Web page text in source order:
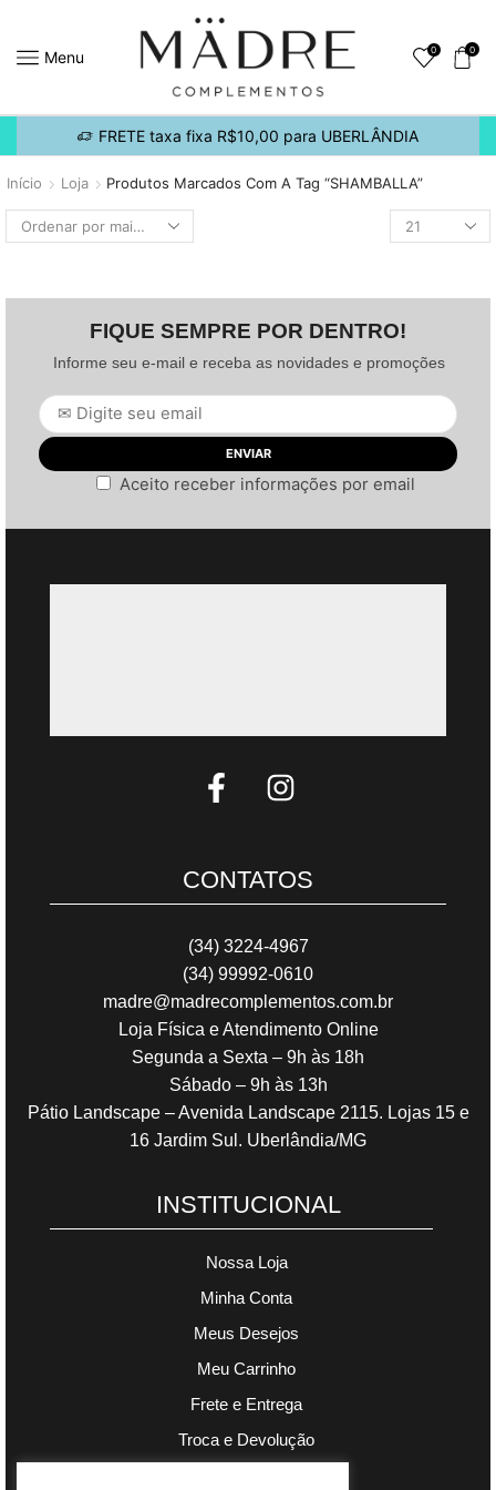
Menu 0 0
FRETE taxa fixa R$10,00 para UBERLÂNDIA
Início Loja Produtos Marcados Com A Tag “SHAMBALLA”
FIQUE SEMPRE POR DENTRO!
Informe seu e-mail e receba as novidades e promoções
Aceito receber informações por email
CONTATOS
(34) 3224-4967
(34) 99992-0610
madre@madrecomplementos.com.br
Loja Física e Atendimento Online
Segunda a Sexta – 9h às 18h
Sábado – 9h às 13h
Pátio Landscape – Avenida Landscape 2115. Lojas 15 e
16 Jardim Sul. Uberlândia/MG
INSTITUCIONAL
Nossa Loja
Minha Conta
Meus Desejos
Meu Carrinho
Frete e Entrega
Troca e Devolução